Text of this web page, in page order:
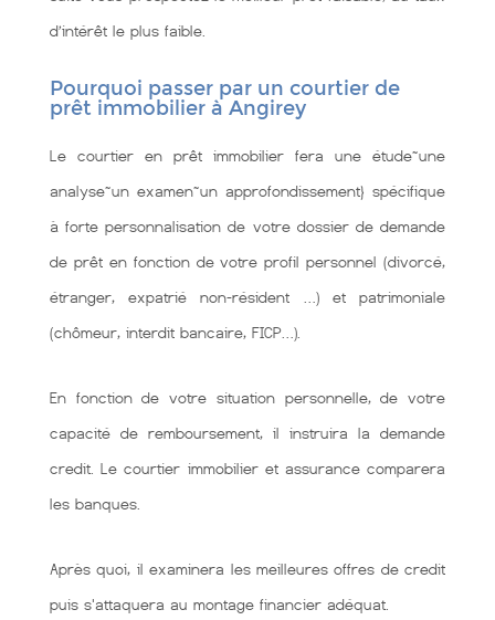
d’intérêt le plus faible.
Pourquoi passer par un courtier de
prêt immobilier à Angirey
Le courtier en prêt immobilier fera une étude~une
analyse~un examen~un approfondissement} spécifique
à forte personnalisation de votre dossier de demande
de prêt en fonction de votre profil personnel (divorcé,
étranger, expatrié non-résident …) et patrimoniale
(chômeur, interdit bancaire, FICP…).
En fonction de votre situation personnelle, de votre
capacité de remboursement, il instruira la demande
credit. Le courtier immobilier et assurance comparera
les banques.
Après quoi, il examinera les meilleures offres de credit
puis s'attaquera au montage financier adéquat.